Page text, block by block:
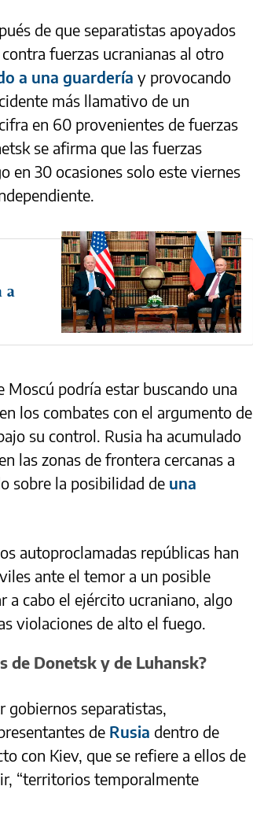
de que separatistas apoyados
fuerzas ucranianas al otro
a una guardería y provocando
más llamativo de un
en 60 provenientes de fuerzas
se afirma que las fuerzas
en 30 ocasiones solo este viernes
a
Moscú podría estar buscando una
los combates con el argumento de
su control. Rusia ha acumulado
las zonas de frontera cercanas a
sobre la posibilidad de una
autoproclamadas repúblicas han
ante el temor a un posible
a cabo el ejército ucraniano, algo
violaciones de alto el fuego.
de Donetsk y de Luhansk?
separatistas,
de Rusia dentro de
con Kiev, que se refiere a ellos de
“territorios temporalmente